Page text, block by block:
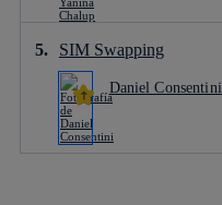
SIM Swapping
Daniel Consentini